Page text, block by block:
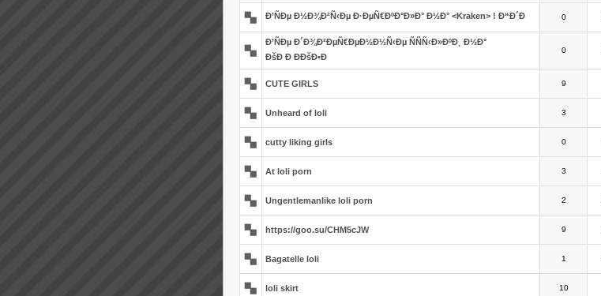
Ð’ÑÐµ Ð½Ð¾Ð²Ñ‹Ðµ Ð·ÐµÑ€ÐºÐ°Ð»Ð° Ð½Ð° <Kraken> ! Ð“Ð´Ð 0
Ð’ÑÐµ Ð´Ð¾Ð²ÐµÑ€ÐµÐ½Ð½Ñ‹Ðµ ÑÑÑ‹Ð»ÐºÐ¸ Ð½Ð°
ÐšÐ Ð ÐÐšÐ•Ð
0
CUTE GIRLS 9
Unheard of loli 3
cutty liking girls 0
At loli porn 3
Ungentlemanlike loli porn 2
https://goo.su/CHM5cJW 9
Bagatelle loli 1
loli skirt 10